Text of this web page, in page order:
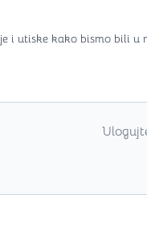
i utiske kako bismo bili